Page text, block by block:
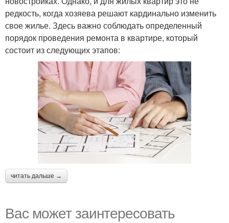
редкость, когда хозяева решают кардинально изменить
свое жилье. Здесь важно соблюдать определенный
порядок проведения ремонта в квартире, который
состоит из следующих этапов:
читать дальше →
Вас может заинтересовать